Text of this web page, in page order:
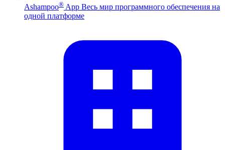
Ashampoo® App Весь мир программного обеспечения на
одной платформе